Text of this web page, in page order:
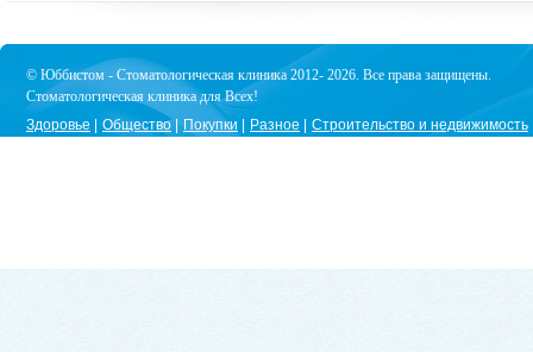
© Юббистом - Стоматологическая клиника 2012- 2026. Все права защищены.
Стоматологическая клиника для Всех!
Здоровье
Общество Покупки Разное Строительство и недвижимость